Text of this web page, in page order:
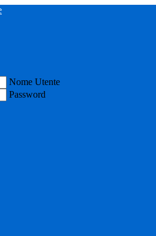
Nome Utente
Password